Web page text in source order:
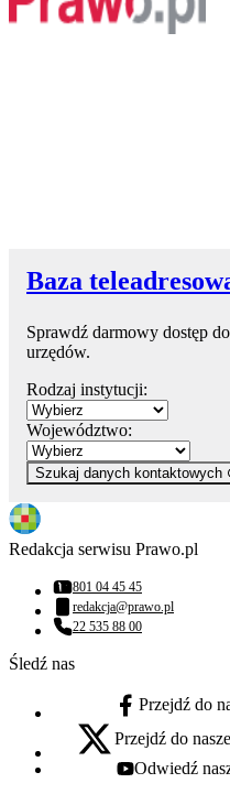
Baza
Sprawdź darmowy dostęp
urzędów.
Rodzaj instytucji:
Województwo:
Szukaj danych kontaktowych
Redakcja serwisu Prawo.pl
Numer telefonu:
801 04 45 45
Adres email:
redakcja@prawo.pl
Numer telefonu:
22 535 88 00
Śledź nas
facebook - otwiera
Przejdź do
x - otwiera się w nowej karcie
Przejdź do
youtube - otwiera
Odwiedź